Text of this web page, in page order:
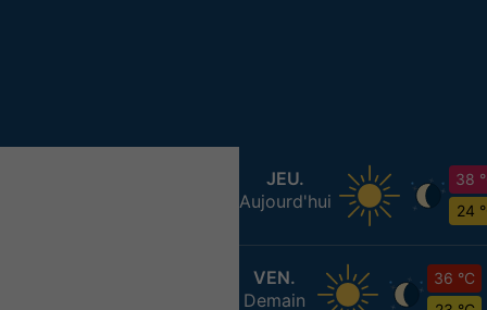
JEU.
Aujourd'hui
38
24
VEN.
Demain
36 °C